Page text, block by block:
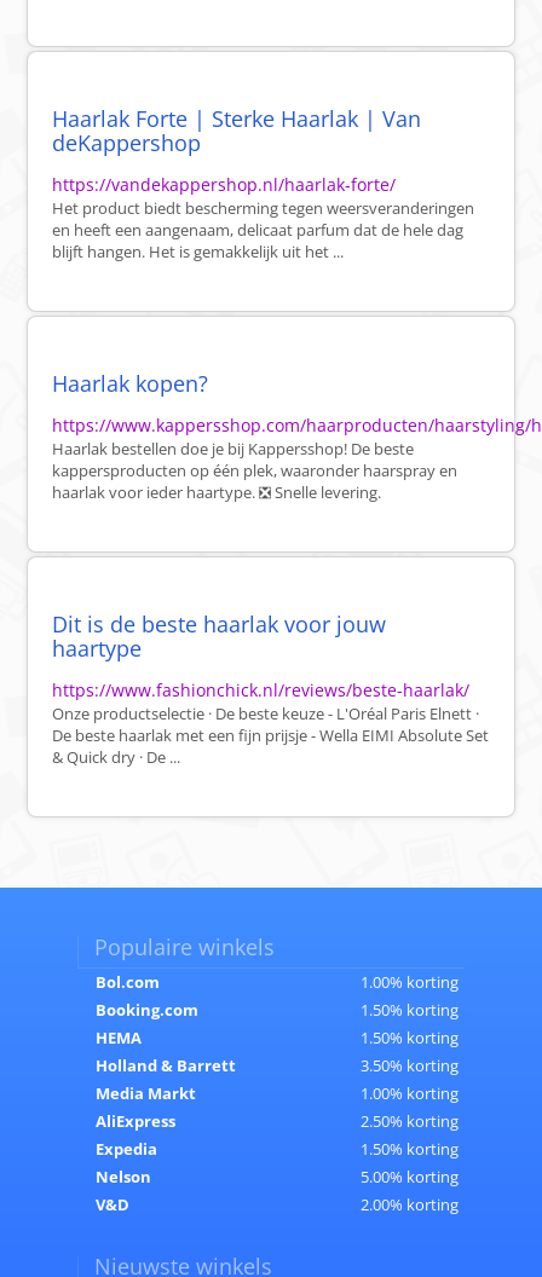
Haarlak Forte | Sterke Haarlak | Van
deKappershop
https://vandekappershop.nl/haarlak-forte/
Het product biedt bescherming tegen weersveranderingen
en heeft een aangenaam, delicaat parfum dat de hele dag
blijft hangen. Het is gemakkelijk uit het ...
Haarlak kopen?
https://www.kappersshop.com/haarproducten/haarstyling/
Haarlak bestellen doe je bij Kappersshop! De beste
kappersproducten op één plek, waaronder haarspray en
haarlak voor ieder haartype. ❎ Snelle levering.
Dit is de beste haarlak voor jouw
haartype
https://www.fashionchick.nl/reviews/beste-haarlak/
Onze productselectie · De beste keuze - L'Oréal Paris Elnett ·
De beste haarlak met een fijn prijsje - Wella EIMI Absolute Set
& Quick dry · De ...
Populaire winkels
Bol.com
1.00% korting
Booking.com
1.50% korting
HEMA
1.50% korting
Holland & Barrett
3.50% korting
Media Markt
1.00% korting
AliExpress
2.50% korting
Expedia
1.50% korting
Nelson
5.00% korting
V&D
2.00% korting
Nieuwste winkels